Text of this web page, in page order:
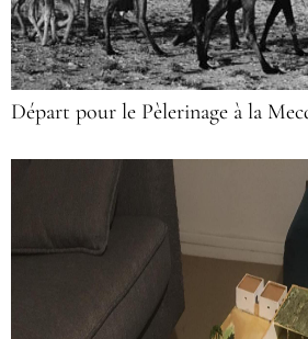
Départ pour le Pèlerinage à la